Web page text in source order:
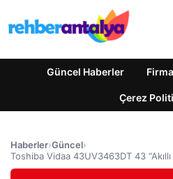
Güncel Haberler
Çerez
Haberler›Güncel›
Toshiba Vidaa 43UV3463DT 43